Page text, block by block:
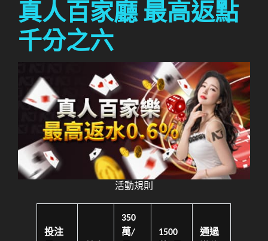
真人百家廳 最高返點
千分之六
活動規則
投注
350
萬/
1500
通過